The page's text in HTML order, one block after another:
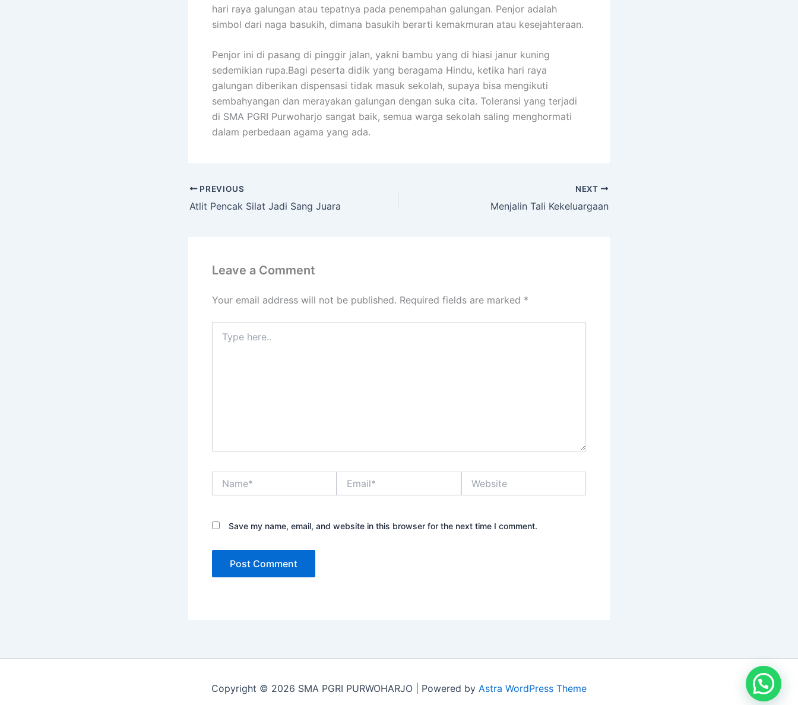
hari raya galungan atau tepatnya pada penempahan galungan. Penjor adalah
simbol dari naga basukih, dimana basukih berarti kemakmuran atau kesejahteraan.
Penjor ini di pasang di pinggir jalan, yakni bambu yang di hiasi janur kuning
sedemikian rupa.Bagi peserta didik yang beragama Hindu, ketika hari raya
galungan diberikan dispensasi tidak masuk sekolah, supaya bisa mengikuti
sembahyangan dan merayakan galungan dengan suka cita. Toleransi yang terjadi
di SMA PGRI Purwoharjo sangat baik, semua warga sekolah saling menghormati
dalam perbedaan agama yang ada.
PREVIOUS
Atlit Pencak Silat Jadi Sang Juara
NEXT
Menjalin Tali Kekeluargaan
Leave a Comment
Your email address will not be published. Required fields are marked *
here..
Save my name, email, and website in this browser for the next time I comment.
Copyright © 2026 SMA PGRI PURWOHARJO | Powered by Astra WordPress Theme